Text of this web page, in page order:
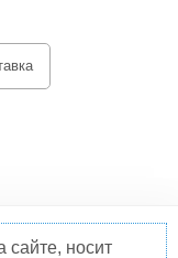
носит